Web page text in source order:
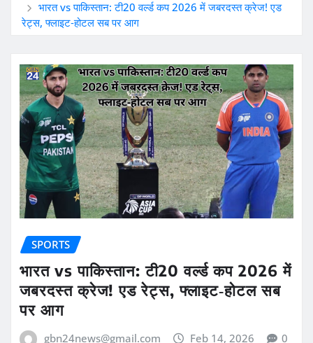
भारत vs पाकिस्तान: टी20 वर्ल्ड कप 2026 में जबरदस्त क्रेज! एड
रेट्स, फ्लाइट‑होटल सब पर आग
SPORTS
भारत vs पाकिस्तान: टी20 वर्ल्ड कप 2026 में
जबरदस्त क्रेज! एड रेट्स, फ्लाइट‑होटल सब
पर आग
gbn24news@gmail.com Feb 14, 2026 0